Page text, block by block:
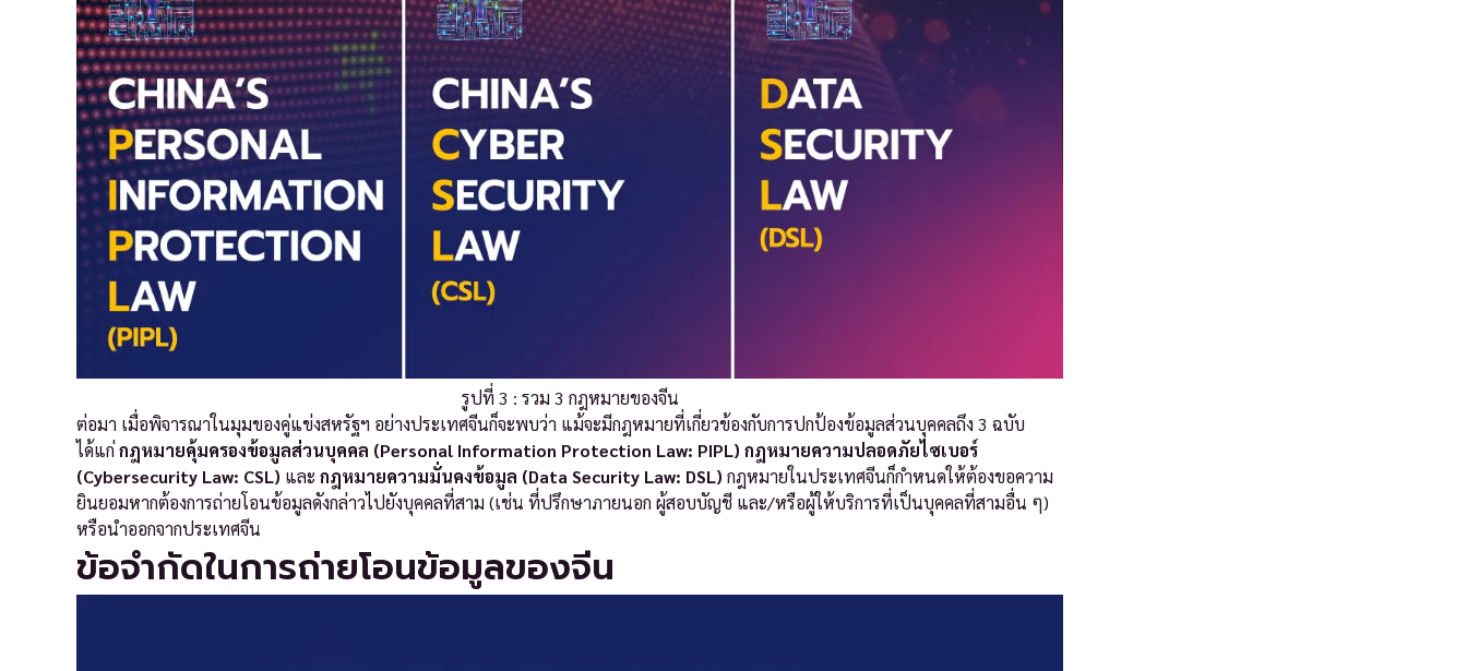
รูปที่ 3 : รวม 3 กฎหมายของจีน
ต่อมา เมื่อพิจารณาในมุมของคู่แข่งสหรัฐฯ อย่างประเทศจีนก็จะพบว่า แม้จะมีกฎหมายที่เกี่ยวข้องกับการปกป้องข้อมูลส่วนบุคคลถึง 3 ฉบับ
ได้แก่กฎหมายคุ้มครองข้อมูลส่วนบุคคล (Personal Information Protection Law: PIPL) กฎหมายความปลอดภัยไซเบอร์
(Cybersecurity Law: CSL) และ กฎหมายความมั่นคงข้อมูล (Data Security Law: DSL) กฎหมายในประเทศจีนก็กำหนดให้ต้องขอความ
ยินยอมหากต้องการถ่ายโอนข้อมูลดังกล่าวไปยังบุคคลที่สาม (เช่น ที่ปรึกษาภายนอก ผู้สอบบัญชี และ/หรือผู้ให้บริการที่เป็นบุคคลที่สามอื่น ๆ)
หรือนำออกจากประเทศจีน
ข้อจำกัดในการถ่ายโอนข้อมูลของจีน